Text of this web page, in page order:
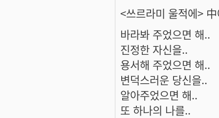
<쓰르라미 울적에>
바라봐 주었으면 해..
진정한 자신을..
용서해 주었으면 해..
변덕스러운 당신을..
알아주었으면 해..
또 하나의 나를..